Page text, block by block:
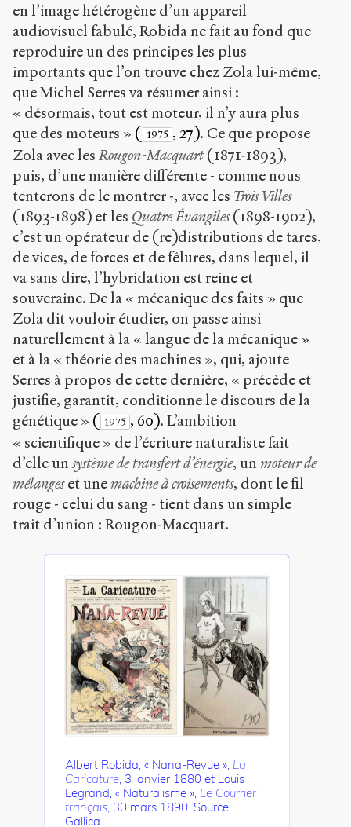
en l’image hétérogène d’un appareil
audiovisuel fabulé, Robida ne fait au fond que
reproduire un des principes les plus
importants que l’on trouve chez Zola lui-même,
que Michel Serres va résumer ainsi :
« désormais, tout est moteur, il n’y aura plus
que des moteurs » ( 1975 , 27). Ce que propose
Zola avec les Rougon-Macquart(1871-1893),
puis, d’une manière différente - comme nous
tenterons de le montrer -, avec les Trois Villes
(1893-1898) et les Quatre Évangiles(1898-1902),
c’est un opérateur de (re)distributions de tares,
de vices, de forces et de fêlures, dans lequel, il
va sans dire, l’hybridation est reine et
souveraine. De la « mécanique des faits » que
Zola dit vouloir étudier, on passe ainsi
naturellement à la « langue de la mécanique »
et à la « théorie des machines », qui, ajoute
Serres à propos de cette dernière, « précède et
justifie, garantit, conditionne le discours de la
génétique » ( 1975 , 60). L’ambition
« scientifique » de l’écriture naturaliste fait
d’elle unsystème de transfert d’énergie, un moteur de
mélangeset unemachine à croisements, dont le fil
rouge - celui du sang - tient dans un simple
trait d’union : Rougon-Macquart.
Albert Robida, « Nana-Revue », La
Caricature, 3 janvier 1880 et Louis
Legrand, « Naturalisme », Le Courrier
français, 30 mars 1890. Source :
Gallica.